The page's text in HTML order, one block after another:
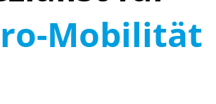
Mobilität